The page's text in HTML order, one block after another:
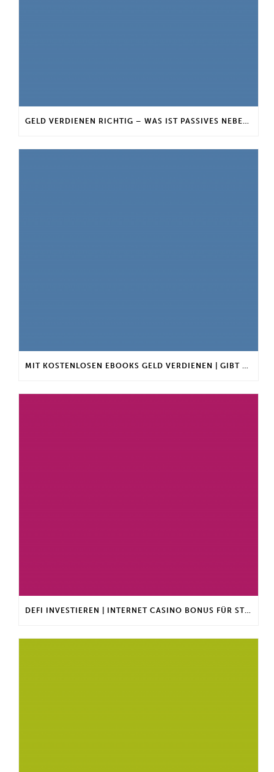
GELD VERDIENEN RICHTIG – WAS IST PASSIVES NEBENEINKOMMEN?
MIT KOSTENLOSEN EBOOKS GELD VERDIENEN | GIBT ES EINEN MAXIMALEN ANLAGEBETRAG?